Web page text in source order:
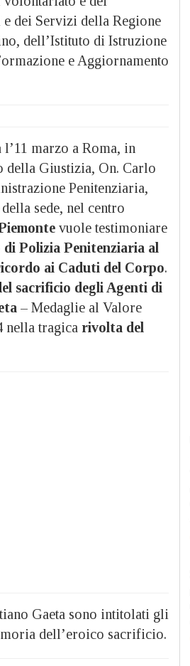
dei Servizi della Regione
dell’Istituto di Istruzione
e Aggiornamento
marzo a Roma, in
della Giustizia, On. Carlo
Penitenziaria,
sede, nel centro
vuole testimoniare
Polizia Penitenziaria al
ai Caduti del Corpo.
sacrificio degli Agenti di
– Medaglie al Valore
nella tragica rivolta del
Gaeta sono intitolati gli
dell’eroico sacrificio.